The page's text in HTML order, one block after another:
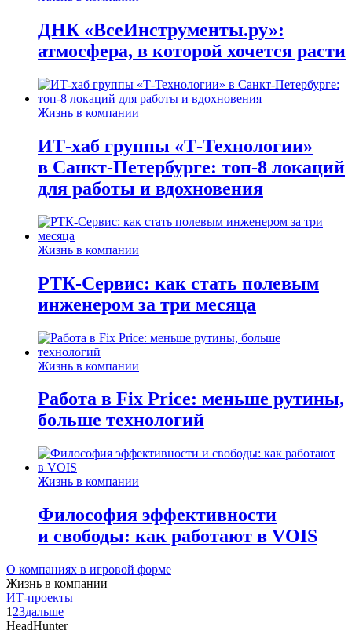
ДНК «ВсеИнструменты.ру»:
атмосфера, в которой хочется расти
Жизнь в компании
ИТ-хаб группы «Т-Технологии»
в Санкт-Петербурге: топ-8 локаций
для работы и вдохновения
Жизнь в компании
РТК-Сервис: как стать полевым
инженером за три месяца
Жизнь в компании
Работа в Fix Price: меньше рутины,
больше технологий
Жизнь в компании
Философия эффективности
и свободы: как работают в VOIS
О компаниях в игровой форме
Жизнь в компании
ИТ-проекты
1 23дальше
HeadHunter